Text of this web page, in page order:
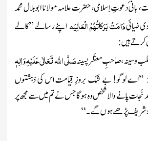
با نی ٔدعوتِ اِسلامی، حضرت علامہ مولانا ابوبلال محمد
ضیائیدَامَتْ بَرَکاتُہُمُ الْعَالِیَہاپنے رسالے ’’کالے
ہیں :
وسینہ، صاحبِ معطَّر پسینہصَلَّی اللہ تَعَالٰی عَلَیْہِ وَاٰلِہٖ
: ’’اے لوگو! بے شک بروزِ قِیامت اس کی دَہشتوں
پانے والا شخص وہ ہوگا جس نے تم میں سے مجھ پر
شریف پڑھے ہوں گے ۔‘‘